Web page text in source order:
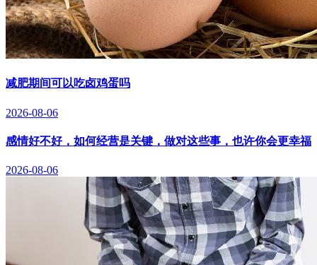
减肥期间可以吃卤鸡蛋吗
2026-08-06
感情好不好，如何经营是关键，做对这些事，也许你会更幸福
2026-08-06